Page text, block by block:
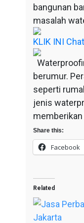
bangunan
masalah
KLIK INI
berumur.
seperti
jenis
Share this:
Facebook
Related